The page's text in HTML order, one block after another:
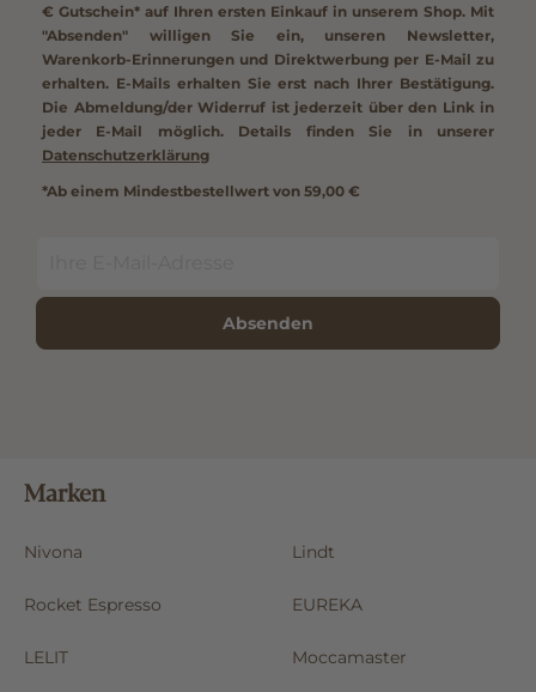
€ Gutschein* auf Ihren ersten Einkauf in unserem Shop. Mit
"Absenden" willigen Sie ein, unseren Newsletter,
Warenkorb-Erinnerungen und Direktwerbung per E-Mail zu
erhalten. E-Mails erhalten Sie erst nach Ihrer Bestätigung.
Die Abmeldung/der Widerruf ist jederzeit über den Link in
jeder E-Mail möglich. Details finden Sie in unserer
Datenschutzerklärung
*Ab einem Mindestbestellwert von 59,00 €
Absenden
Marken
Nivona Lindt
Rocket Espresso EUREKA
LELIT Moccamaster